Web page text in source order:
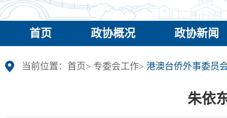
首页 政协概况 政协新闻
当前位置： 首页> 专委会工作> 港澳台侨外事委员
朱依